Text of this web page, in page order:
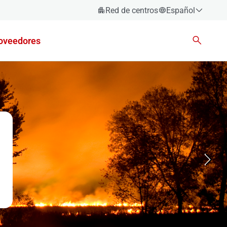
Red de centros
Español
Euskara
Valencià
English